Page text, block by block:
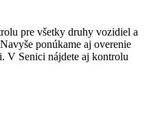
pre všetky druhy vozidiel a
ponúkame aj overenie
V Senici nájdete aj kontrolu